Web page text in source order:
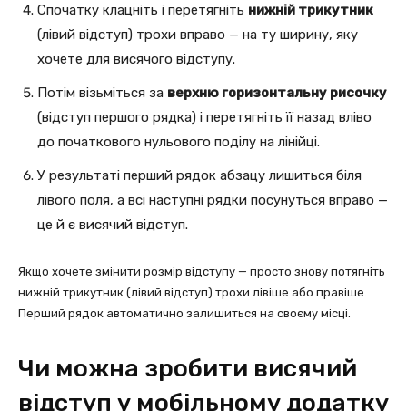
Спочатку клацніть і перетягніть нижній трикутник
(лівий відступ) трохи вправо — на ту ширину, яку
хочете для висячого відступу.
Потім візьміться за верхню горизонтальну рисочку
(відступ першого рядка) і перетягніть її назад вліво
до початкового нульового поділу на лінійці.
У результаті перший рядок абзацу лишиться біля
лівого поля, а всі наступні рядки посунуться вправо —
це й є висячий відступ.
Якщо хочете змінити розмір відступу — просто знову потягніть
нижній трикутник (лівий відступ) трохи лівіше або правіше.
Перший рядок автоматично залишиться на своєму місці.
Чи можна зробити висячий
відступ у мобільному додатку